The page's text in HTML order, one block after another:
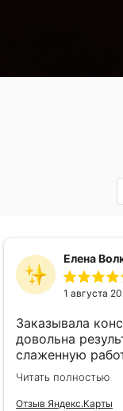
Елена
1 августа
Заказывала
довольна результатом!!!!
слаженную
внимательно
облегчает
Читать полностью
Отзыв Яндекс.Карты